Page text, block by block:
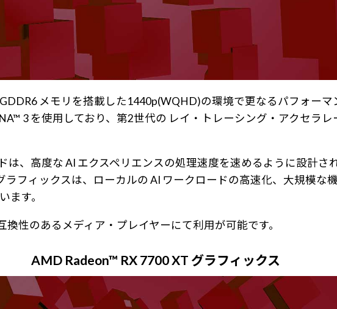
メモリを搭載した1440p(WQHD)の環境で更なるパフォー
3 を使用しており、第2世代の レイ・トレーシング・アクセラ
は、高度な AI エクスペリエンスの処理速度を速めるように設計さ
ラフィックスは、ローカルの AI ワークロードの高速化、大規模な
ます。
性のあるメディア・プレイヤーにて利用が可能です。
AMD Radeon™ RX 7700 XT グラフィックス